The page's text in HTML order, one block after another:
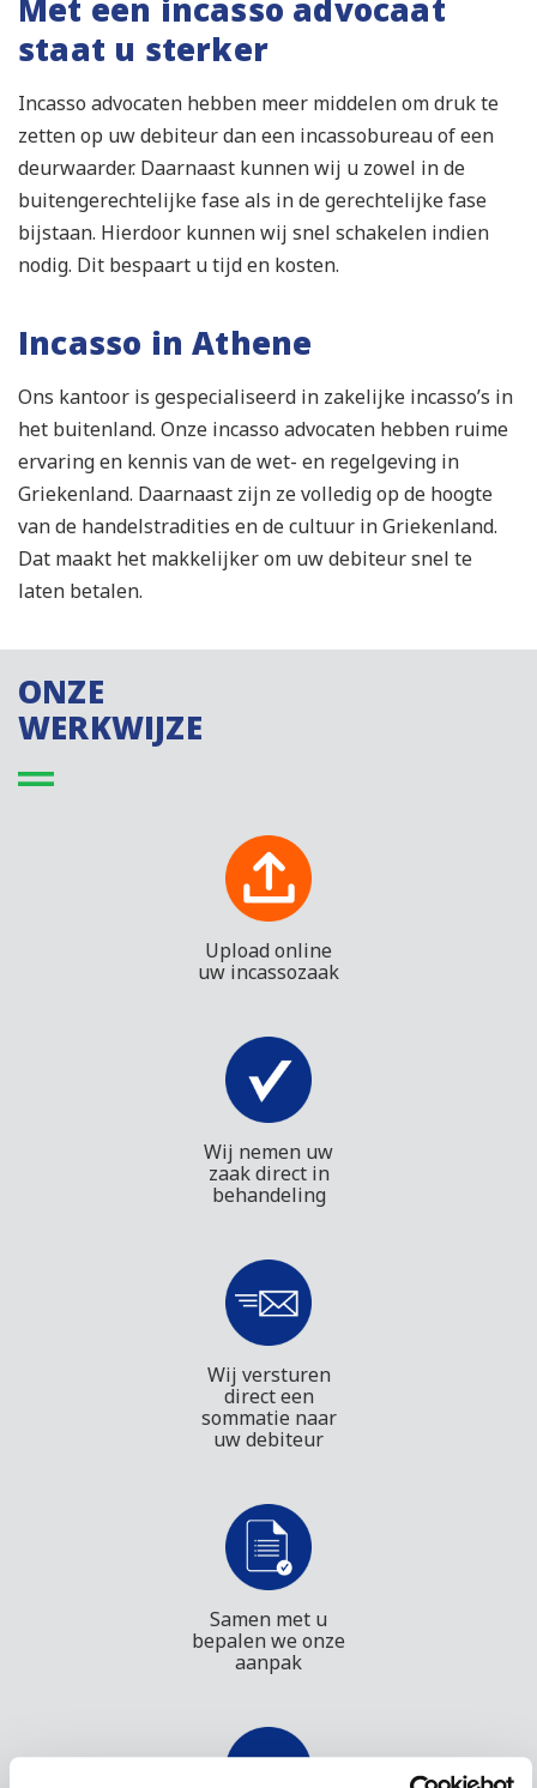
Met een incasso advocaat
staat u sterker
Incasso advocaten hebben meer middelen om druk te
zetten op uw debiteur dan een incassobureau of een
deurwaarder. Daarnaast kunnen wij u zowel in de
buitengerechtelijke fase als in de gerechtelijke fase
bijstaan. Hierdoor kunnen wij snel schakelen indien
nodig. Dit bespaart u tijd en kosten.
Incasso in Athene
Ons kantoor is gespecialiseerd in zakelijke incasso’s in
het buitenland. Onze incasso advocaten hebben ruime
ervaring en kennis van de wet- en regelgeving in
Griekenland. Daarnaast zijn ze volledig op de hoogte
van de handelstradities en de cultuur in Griekenland.
Dat maakt het makkelijker om uw debiteur snel te
laten betalen.
ONZE
WERKWIJZE
Upload online
uw incassozaak
Wij nemen uw
zaak direct in
behandeling
Wij versturen
direct een
sommatie naar
uw debiteur
Samen met u
bepalen we onze
aanpak